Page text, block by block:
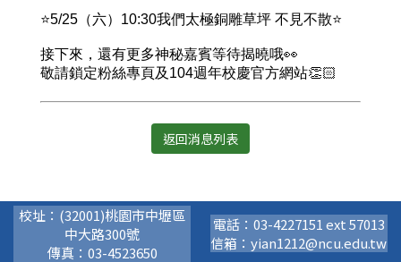
⭐️5/25（六）10:30我們太極銅雕草坪 不見不散⭐️
接下來，還有更多神秘嘉賓等待揭曉哦👀
敬請鎖定粉絲專頁及104週年校慶官方網站👏🏻
返回消息列表
校址：(32001)桃園市中壢區
中大路300號
傳真：03-4523650
電話：03-4227151 ext 57013
信箱：yian1212@ncu.edu.tw